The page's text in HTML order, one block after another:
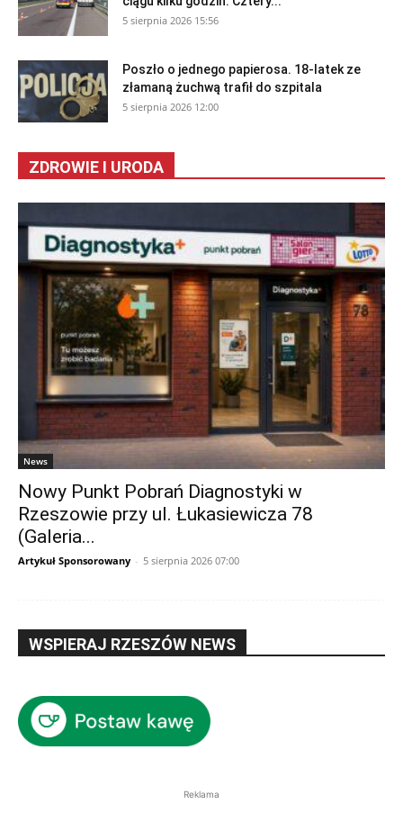
5 sierpnia 2026 15:56
Poszło o jednego papierosa. 18-latek ze
złamaną żuchwą trafił do szpitala
5 sierpnia 2026 12:00
ZDROWIE I URODA
News
Nowy Punkt Pobrań Diagnostyki w
Rzeszowie przy ul. Łukasiewicza 78
(Galeria...
Artykuł Sponsorowany - 5 sierpnia 2026 07:00
WSPIERAJ RZESZÓW NEWS
Reklama